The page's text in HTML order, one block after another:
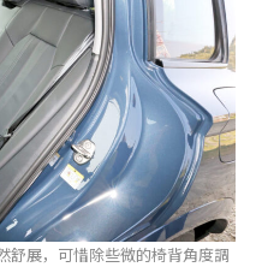
舒展，可惜除些微的椅背角度調